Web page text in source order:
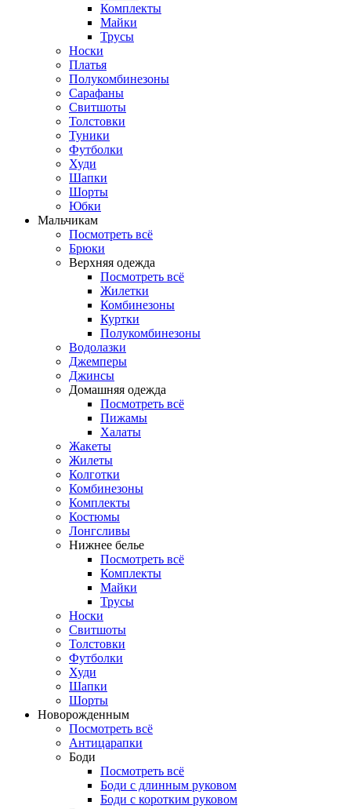
Комплекты
Майки
Трусы
Носки
Платья
Полукомбинезоны
Сарафаны
Свитшоты
Толстовки
Туники
Футболки
Худи
Шапки
Шорты
Юбки
Мальчикам
Посмотреть всё
Брюки
Верхняя одежда
Посмотреть всё
Жилетки
Комбинезоны
Куртки
Полукомбинезоны
Водолазки
Джемперы
Джинсы
Домашняя одежда
Посмотреть всё
Пижамы
Халаты
Жакеты
Жилеты
Колготки
Комбинезоны
Комплекты
Костюмы
Лонгсливы
Нижнее белье
Посмотреть всё
Комплекты
Майки
Трусы
Носки
Свитшоты
Толстовки
Футболки
Худи
Шапки
Шорты
Новорожденным
Посмотреть всё
Антицарапки
Боди
Посмотреть всё
Боди с длинным руковом
Боди с коротким руковом